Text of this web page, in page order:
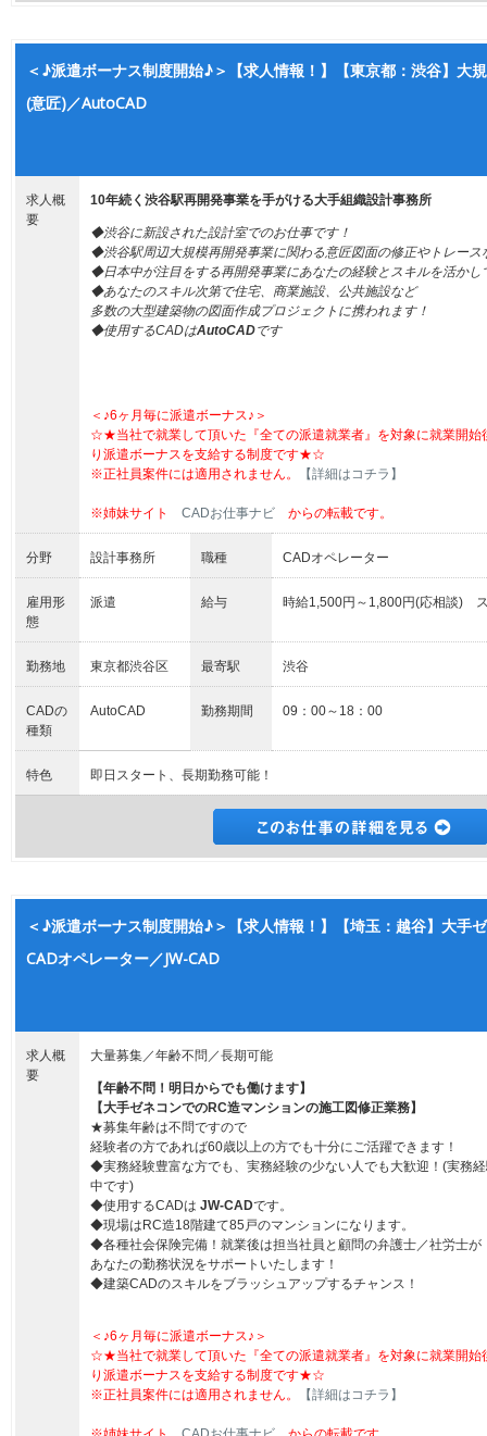
＜♪派遣ボーナス制度開始♪＞【求人情報！】【東京都：渋谷】大
(意匠)／AutoCAD
求人概
要
10年続く渋谷駅再開発事業を手がける大手組織設計事務所
◆渋谷に新設された設計室でのお仕事です！
◆渋谷駅周辺大規模再開発事業に関わる意匠図面の修正やトレース
◆日本中が注目をする再開発事業にあなたの経験とスキルを活かし
◆あなたのスキル次第で住宅、商業施設、公共施設など
多数の大型建築物の図面作成プロジェクトに携われます！
◆使用するCADはAutoCADです
＜♪6ヶ月毎に派遣ボーナス♪＞
☆★当社で就業して頂いた『全ての派遣就業者』を対象に就業開始
り派遣ボーナスを支給する制度です★☆
※正社員案件には適用されません。
【詳細はコチラ】
※姉妹サイト CADお仕事ナビ からの転載です。
分野 設計事務所 職種 CADオペレーター
雇用形
態
派遣 給与 時給1,500円～1,800円(応相談)
勤務地 東京都渋谷区 最寄駅 渋谷
CADの
種類
AutoCAD 勤務期間 09：00～18：00
特色 即日スタート、長期勤務可能！
＜♪派遣ボーナス制度開始♪＞【求人情報！】【埼玉：越谷】大手
CADオペレーター／JW-CAD
求人概
要
大量募集／年齢不問／長期可能
【年齢不問！明日からでも働けます】
【大手ゼネコンでのRC造マンションの施工図修正業務】
★募集年齢は不問ですので
経験者の方であれば60歳以上の方でも十分にご活躍できます！
◆実務経験豊富な方でも、実務経験の少ない人でも大歓迎！(実務
中です)
◆使用するCADは JW-CADです。
◆現場はRC造18階建て85戸のマンションになります。
◆各種社会保険完備！就業後は担当社員と顧問の弁護士／社労士が
あなたの勤務状況をサポートいたします！
◆建築CADのスキルをブラッシュアップするチャンス！
＜♪6ヶ月毎に派遣ボーナス♪＞
☆★当社で就業して頂いた『全ての派遣就業者』を対象に就業開始
り派遣ボーナスを支給する制度です★☆
※正社員案件には適用されません。
【詳細はコチラ】